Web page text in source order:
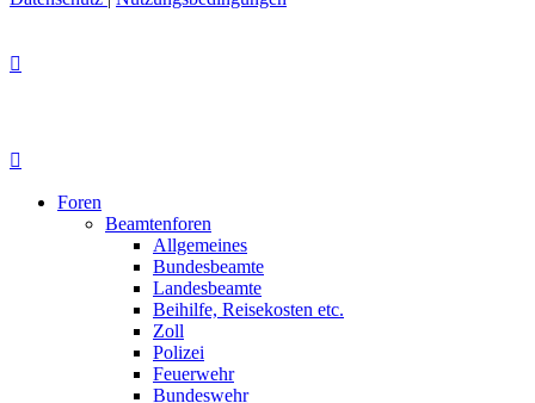
Foren
Beamtenforen
Allgemeines
Bundesbeamte
Landesbeamte
Beihilfe, Reisekosten etc.
Zoll
Polizei
Feuerwehr
Bundeswehr